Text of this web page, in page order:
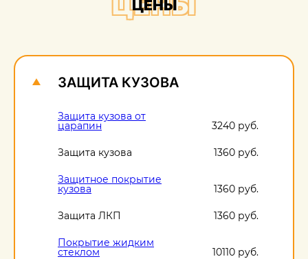
ЦЕНЫ
ЗАЩИТА КУЗОВА
Защита кузова от
царапин 3240 руб.
Защита кузова 1360 руб.
Защитное покрытие
кузова 1360 руб.
Защита ЛКП 1360 руб.
Покрытие жидким
стеклом 10110 руб.